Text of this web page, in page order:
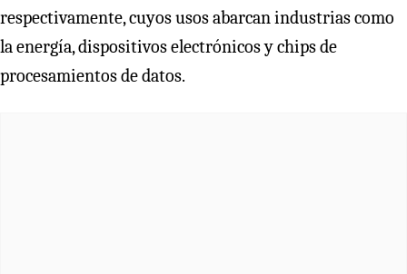
respectivamente, cuyos usos abarcan industrias como
la energía, dispositivos electrónicos y chips de
procesamientos de datos.